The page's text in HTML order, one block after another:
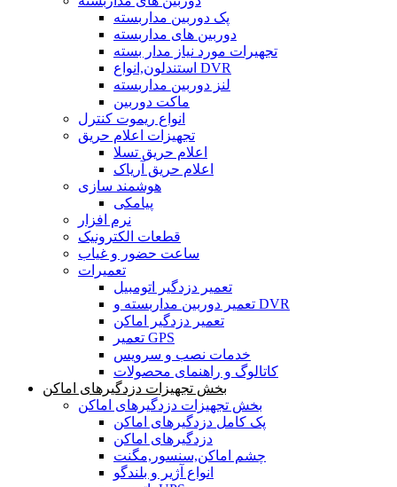
پک دوربین مداربسته
دوربین های مداربسته
تجهیرات مورد نیاز مدار بسته
استندلون,انواع DVR
لنز دوربین مداربسته
ماکت دوربین
انواع ریموت کنترل
تجهیزات اعلام حریق
اعلام حریق تسلا
اعلام حریق آریاک
هوشمند سازی
پیامکی
نرم افزار
قطعات الکترونیک
ساعت حضور و غیاب
تعمیرات
تعمیر دزدگیر اتومبیل
تعمیر دوربین مداربسته و DVR
تعمیر دزدگیر اماکن
تعمیر GPS
خدمات نصب و سرویس
کاتالوگ و راهنمای محصولات
بخش تجهیزات دزدگیرهای اماکن
بخش تجهیزات دزدگیرهای اماکن
پک کامل دزدگیرهای اماکن
دزدگیرهای اماکن
چشم اماکن,سنسور,مگنت
انواع آژیر و بلندگو